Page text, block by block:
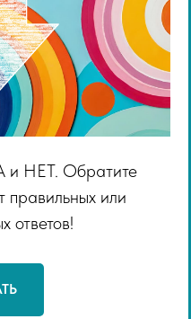
и НЕТ. Обратите
правильных или
ответов!